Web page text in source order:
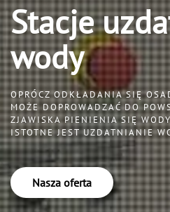
Stacje
wody
OPRÓCZ ODKŁADANIA SIĘ
MOŻE DOPROWADZAĆ DO
ZJAWISKA PIENIENIA SIĘ
ISTOTNE JEST UZDATNIANIE
Nasza oferta